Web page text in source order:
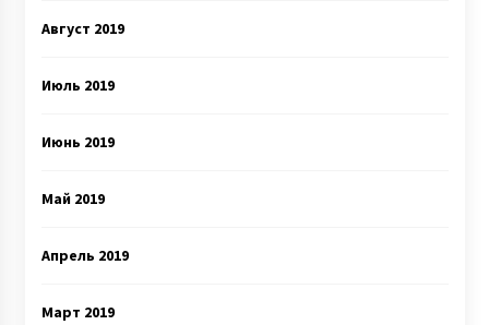
Август 2019
Июль 2019
Июнь 2019
Май 2019
Апрель 2019
Март 2019